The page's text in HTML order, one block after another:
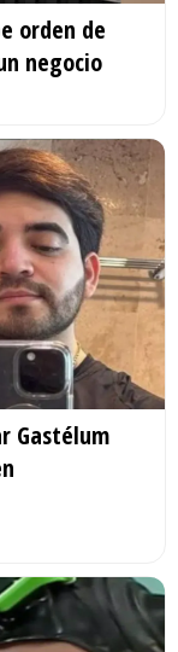
orden de
negocio
Gastélum